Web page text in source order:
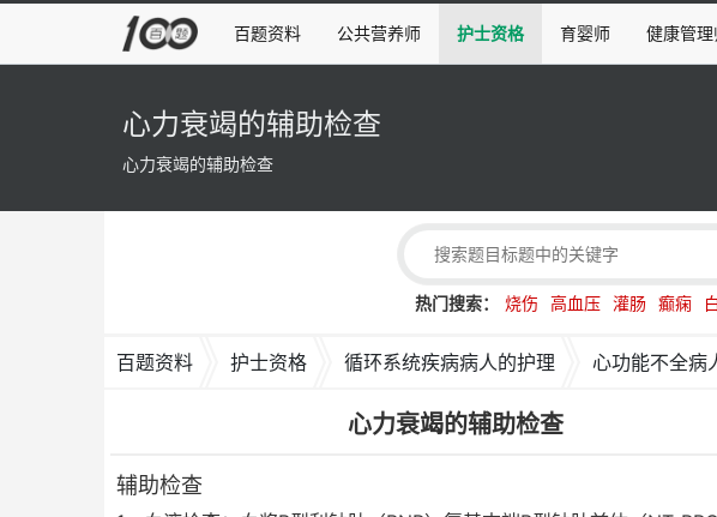
百题资料 公共营养师 护士资格 育婴师 健康管理
心力衰竭的辅助检查
心力衰竭的辅助检查
热门搜索： 烧伤 高血压 灌肠 癫痫
百题资料 护士资格 循环系统疾病病人的护理 心功能不全病
心力衰竭的辅助检查
辅助检查